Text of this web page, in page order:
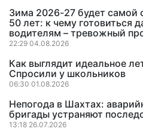
Зима 2026-27 будет самой
50 лет: к чему готовиться
водителям – тревожный
22:29 04.08.2026
Как выглядит идеальное
Спросили у школьников
06:30 01.08.2026
Непогода в Шахтах:
бригады устраняют
13:18 26.07.2026